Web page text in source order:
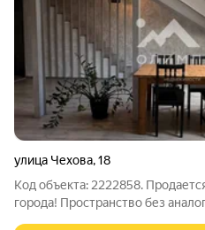
улица Чехова,18
Код объекта: 2222858.
города! Пространство без